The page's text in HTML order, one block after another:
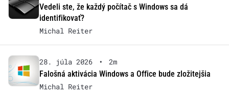
Vedeli ste, že každý počítač s Windows sa dá
identifikovať?
Michal Reiter
28. júla 2026 •
2m
Falošná aktivácia Windows a Office bude zložitejšia
Michal Reiter